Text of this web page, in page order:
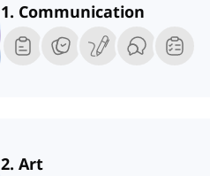
1. Communication
2. Art